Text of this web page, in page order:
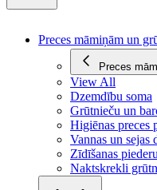
Preces māmiņām un
Preces
View All
Dzemdību soma
Grūtnieču un
Higiēnas preces
Vannas un sejas
Zīdīšanas
Naktskrekli